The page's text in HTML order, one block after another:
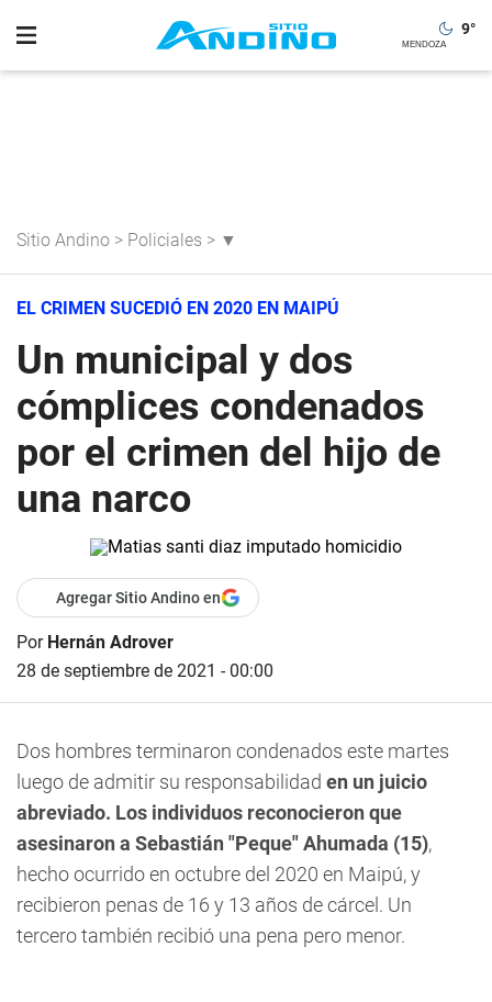
9°
Sitio Andino > Policiales > ▼
EL CRIMEN SUCEDIÓ EN 2020 EN MAIPÚ
Un municipal y dos
cómplices condenados
por el crimen del hijo de
una narco
Agregar Sitio Andino en
Por Hernán Adrover
28 de septiembre de 2021 - 00:00
Dos hombres terminaron condenados este martes
luego de admitir su responsabilidad en un juicio
abreviado. Los individuos reconocieron que
asesinaron a Sebastián "Peque" Ahumada (15),
hecho ocurrido en octubre del 2020 en Maipú, y
recibieron penas de 16 y 13 años de cárcel. Un
tercero también recibió una pena pero menor.